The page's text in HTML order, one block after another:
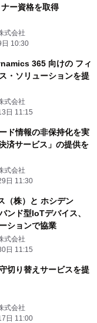
ー資格を取得
式会社
10:30
365 向けの フィ
・ソリューションを提
式会社
日 11:15
ド情報の非保持化を実
済サービス」の提供を
式会社
日 11:30
（株）と ホシデン
ンド型IoTデバイス、
ションで協業
式会社
日 11:15
切り替えサービスを提
式会社
日 11:00